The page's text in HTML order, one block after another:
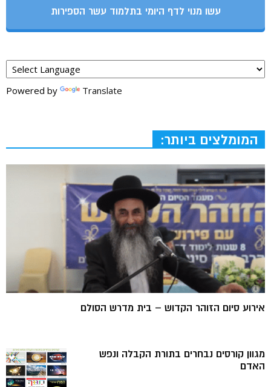
עשו מנוי לדף היומי בתלמוד עשר הספירות
Powered by Translate
המומלצים ביותר:
אירוע סיום הזוהר הקדוש – בית מדרש הסולם
מגוון קורסים נבחרים בתורת הקבלה ונפש
האדם